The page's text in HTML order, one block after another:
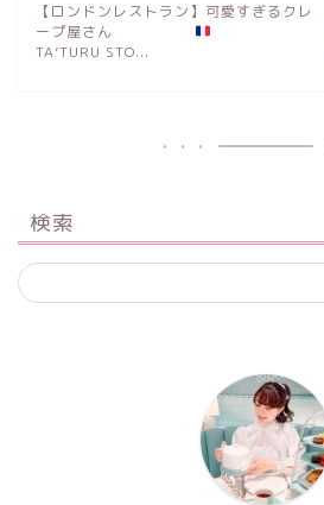
【ロンドンレストラン】可愛すぎるクレ
ープ屋さん
TA’TURU STO...
検索